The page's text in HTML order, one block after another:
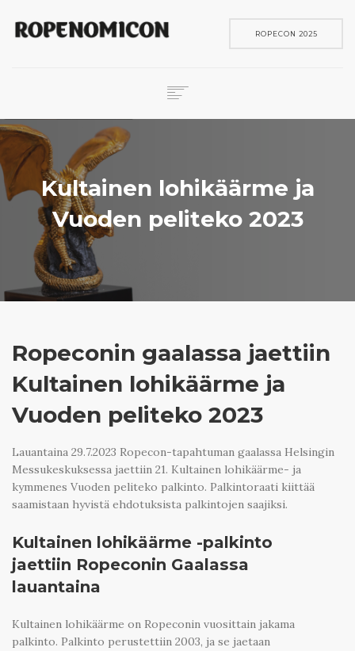
ROPECON 2025
ROPECON
SKENE
PELIT
IN ENGLISH
SEARCH
Kultainen lohikäärme ja
Vuoden peliteko 2023
Ropeconin gaalassa jaettiin
Kultainen lohikäärme ja
Vuoden peliteko 2023
Lauantaina 29.7.2023 Ropecon-tapahtuman gaalassa Helsingin
Messukeskuksessa jaettiin 21. Kultainen lohikäärme- ja
kymmenes Vuoden peliteko palkinto. Palkintoraati kiittää
saamistaan hyvistä ehdotuksista palkintojen saajiksi.
Kultainen lohikäärme -palkinto
jaettiin Ropeconin Gaalassa
lauantaina
Kultainen lohikäärme on Ropeconin vuosittain jakama
palkinto. Palkinto perustettiin 2003, ja se jaetaan